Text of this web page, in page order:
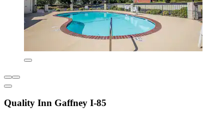
Quality Inn Gaffney I-85